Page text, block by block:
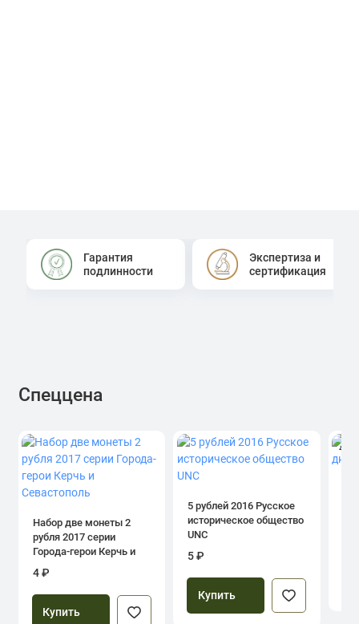
Гарантия
подлинности
Экспертиза и
сертификация
Спеццена
Набор две монеты 2
рубля 2017 серии
Города-герои Керчь и
Севастополь
4 ₽
Купить
5 рублей 2016 Русское
историческое общество
UNC
5 ₽
Купить
4.0